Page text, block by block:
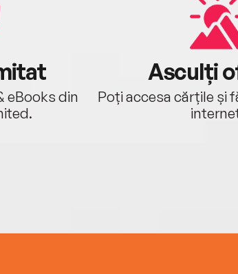
eBooks din
Asculți
Poți accesa cărțile și